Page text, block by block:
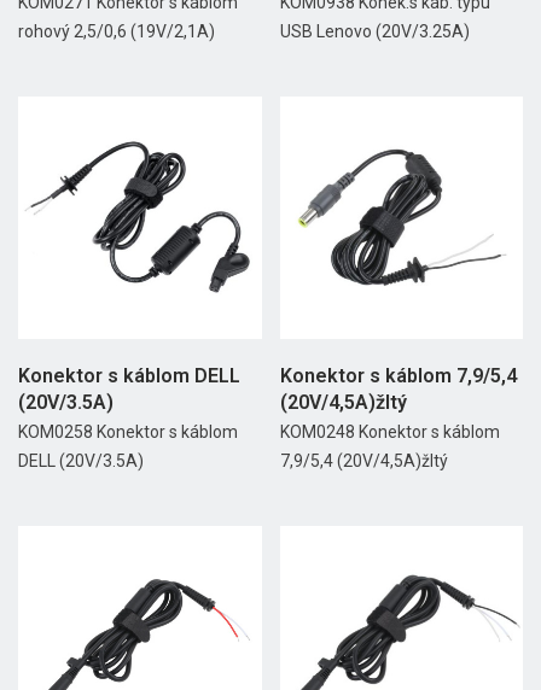
rohový 2,5/0,6 (19V/2,1A)
USB Lenovo (20V/3.25A)
Konektor s káblom DELL
(20V/3.5A)
KOM0258 Konektor s káblom
DELL (20V/3.5A)
Konektor s káblom 7,9/5,4
(20V/4,5A)žltý
KOM0248 Konektor s káblom
7,9/5,4 (20V/4,5A)žltý